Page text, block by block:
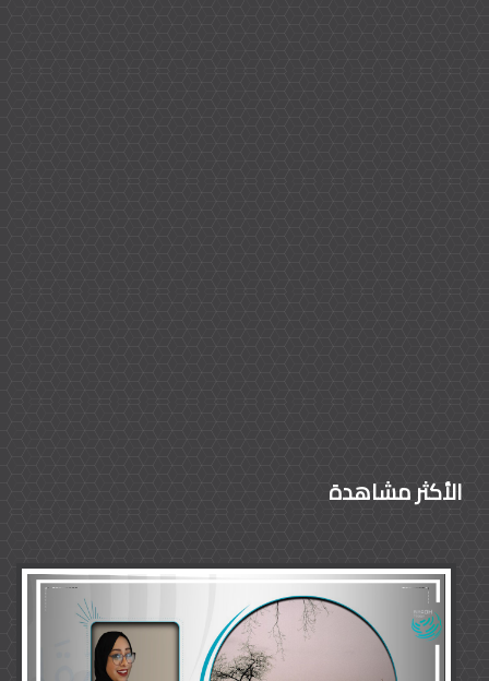
الأكثر مشاهدة